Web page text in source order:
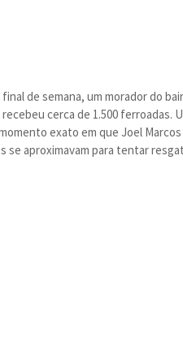
de semana, um morador do
cerca de 1.500 ferroadas.
exato em que Joel
se aproximavam para tentar